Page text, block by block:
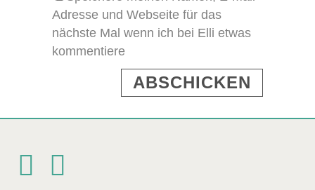
Adresse und Webseite für das
nächste Mal wenn ich bei Elli etwas
kommentiere